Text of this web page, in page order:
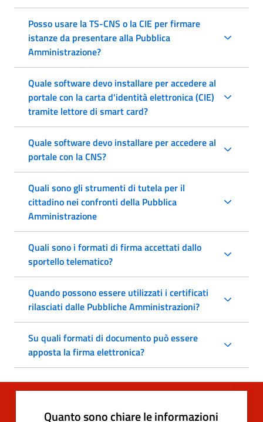
Posso usare la TS-CNS o la CIE per firmare
istanze da presentare alla Pubblica
Amministrazione?
Quale software devo installare per accedere al
portale con la carta d'identità elettronica (CIE)
tramite lettore di smart card?
Quale software devo installare per accedere al
portale con la CNS?
Quali sono gli strumenti di tutela per il
cittadino nei confronti della Pubblica
Amministrazione
Quali sono i formati di firma accettati dallo
sportello telematico?
Quando possono essere utilizzati i certificati
rilasciati dalle Pubbliche Amministrazioni?
Su quali formati di documento può essere
apposta la firma elettronica?
Quanto sono chiare le informazioni